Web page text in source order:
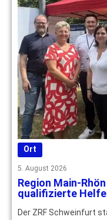
Ort
5. August 2026
Region Main-
qualifizierte
Der ZRF Schweinfurt